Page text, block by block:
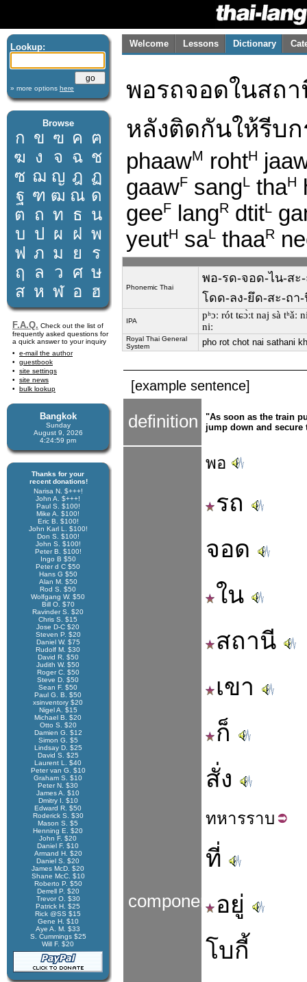
Lookup:
» more options here
Browse
ก ข ฃ ค ฅ
ฆ ง จ ฉ ช
ซ ฌ ญ ฎ ฏ
ฐ ฑ ฒ ณ ด
ต ถ ท ธ น
บ ป ผ ฝ พ
ฟ ภ ม ย
ร
ฤ
ล ว ศ ษ
ส ห ฬ อ ฮ
F.A.Q. Check out the list of
frequently asked questions for
a quick answer to your inquiry
e-mail the author
guestbook
site settings
site news
bulk lookup
Bangkok
Sunday
August 9, 2026
4:25:00 pm
Thanks for your
recent donations!
Narisa N. $+++!
John A. $+++!
Paul S. $100!
Mike A. $100!
Eric B. $100!
John Karl L. $100!
Don S. $100!
John S. $100!
Peter B. $100!
Ingo B $50
Peter d C $50
Hans G $50
Alan M. $50
Rod S. $50
Wolfgang W. $50
Bill O. $70
Ravinder S. $20
Chris S. $15
Jose D-C $20
Steven P. $20
Daniel W. $75
Rudolf M. $30
David R. $50
Judith W. $50
Roger C. $50
Steve D. $50
Sean F. $50
Paul G. B. $50
xsinventory $20
Nigel A. $15
Michael B. $20
Otto S. $20
Damien G. $12
Simon G. $5
Lindsay D. $25
David S. $25
Laurent L. $40
Peter van G. $10
Graham S. $10
Peter N. $30
James A. $10
Dmitry I. $10
Edward R. $50
Roderick S. $30
Mason S. $5
Henning E. $20
John F. $20
Daniel F. $10
Armand H. $20
Daniel S. $20
James McD. $20
Shane McC. $10
Roberto P. $50
Derrell P. $20
Trevor O. $30
Patrick H. $25
Rick @SS $15
Gene H. $10
Aye A. M. $33
S. Cummings $25
Will F. $20
Welcome Lessons Dictionary
พอรถจอดในสถ
หลังติดกันให้รีบ
phaawM rohtH
gaawF sangL thaH
geeF langR dtitL
yeutH saL thaaR
Phonemic Thai
พอ-รด-จอด-ไน-สะ
โดด-ลง-ยึด-สะ-ถา
IPA
pʰɔː rót tɕɔ̀ːt naj sà tʰǎː
niː
Royal Thai General
System
pho rot chot nai sathani
[example sentence]
definition
"As soon as the train
jump down and secure
components
พอ
รถ
จอด
ใน
สถานี
เขา
ก็
สั่ง
ทหารราบ
ที่
อยู่
โบกี้